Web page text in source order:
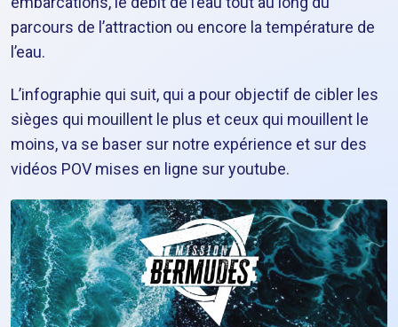
parcours de l’attraction ou encore la température de
l’eau.
L’infographie qui suit, qui a pour objectif de cibler les
sièges qui mouillent le plus et ceux qui mouillent le
moins, va se baser sur notre expérience et sur des
vidéos POV mises en ligne sur youtube.